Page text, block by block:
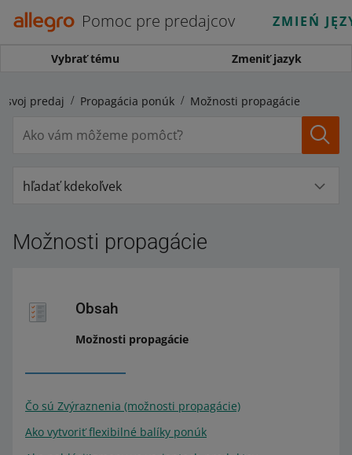
Pomoc pre predajcov ZMIEŃ
Vybrať tému Zmeniť jazyk
svoj predaj Propagácia ponúk Možnosti propagácie
hľadať kdekoľvek
Možnosti propagácie
Obsah
Možnosti propagácie
Čo sú Zvýraznenia (možnosti propagácie)
Ako vytvoriť flexibilné balíky ponúk